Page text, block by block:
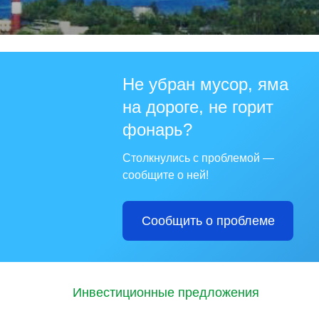
Не убран мусор, яма
на дороге, не горит
фонарь?
Столкнулись с проблемой —
сообщите о ней!
Сообщить о проблеме
Инвестиционные предложения